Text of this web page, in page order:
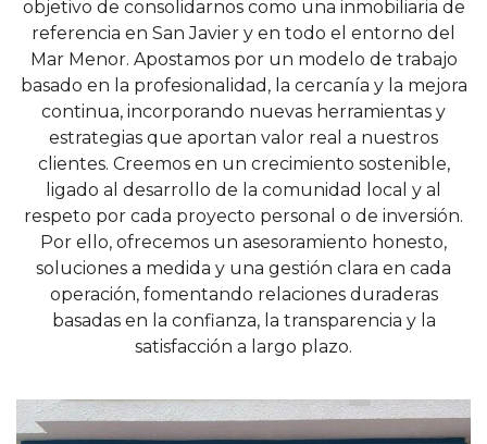
objetivo de consolidarnos como una inmobiliaria de
referencia en San Javier y en todo el entorno del
Mar Menor. Apostamos por un modelo de trabajo
basado en la profesionalidad, la cercanía y la mejora
continua, incorporando nuevas herramientas y
estrategias que aportan valor real a nuestros
clientes. Creemos en un crecimiento sostenible,
ligado al desarrollo de la comunidad local y al
respeto por cada proyecto personal o de inversión.
Por ello, ofrecemos un asesoramiento honesto,
soluciones a medida y una gestión clara en cada
operación, fomentando relaciones duraderas
basadas en la confianza, la transparencia y la
satisfacción a largo plazo.